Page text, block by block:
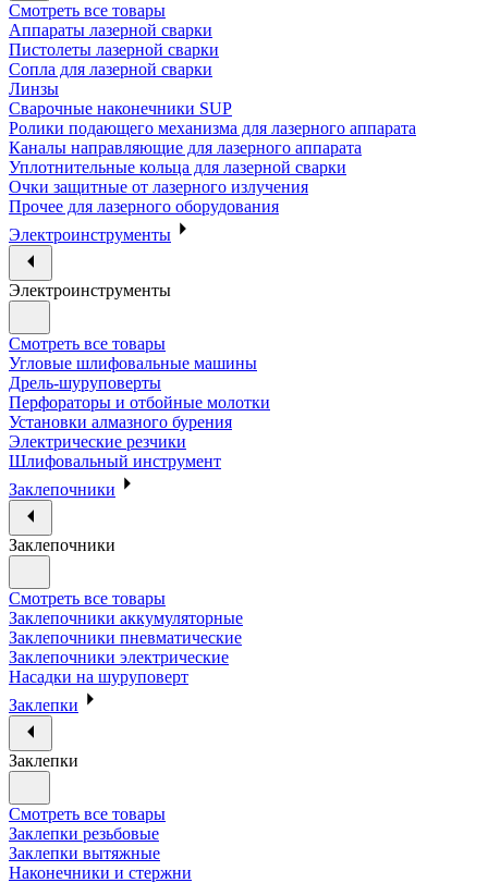
Смотреть все товары
Аппараты лазерной сварки
Пистолеты лазерной сварки
Сопла для лазерной сварки
Линзы
Сварочные наконечники SUP
Ролики подающего механизма для лазерного аппарата
Каналы направляющие для лазерного аппарата
Уплотнительные кольца для лазерной сварки
Очки защитные от лазерного излучения
Прочее для лазерного оборудования
Электроинструменты
Электроинструменты
Смотреть все товары
Угловые шлифовальные машины
Дрель-шуруповерты
Перфораторы и отбойные молотки
Установки алмазного бурения
Электрические резчики
Шлифовальный инструмент
Заклепочники
Заклепочники
Смотреть все товары
Заклепочники аккумуляторные
Заклепочники пневматические
Заклепочники электрические
Насадки на шуруповерт
Заклепки
Заклепки
Смотреть все товары
Заклепки резьбовые
Заклепки вытяжные
Наконечники и стержни